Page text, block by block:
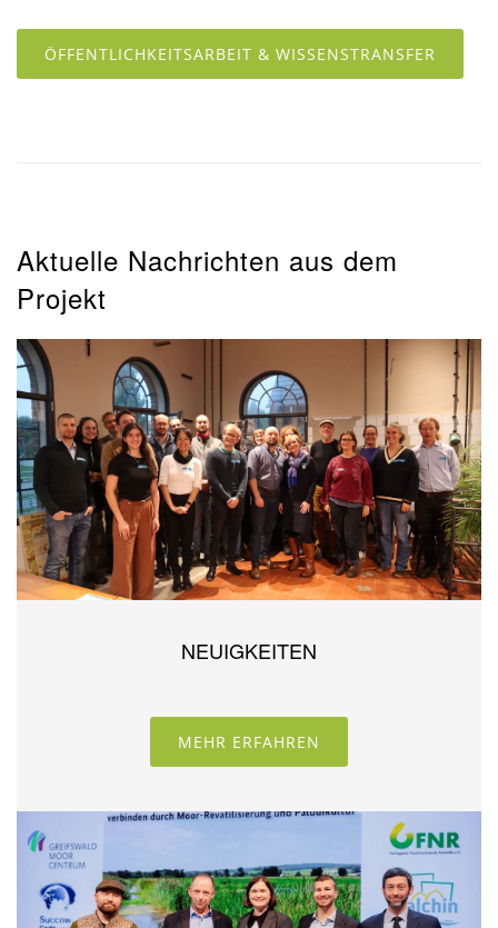
ÖFFENTLICHKEITSARBEIT & WISSENSTRANSFER
Aktuelle Nachrichten aus dem
Projekt
NEUIGKEITEN
MEHR ERFAHREN